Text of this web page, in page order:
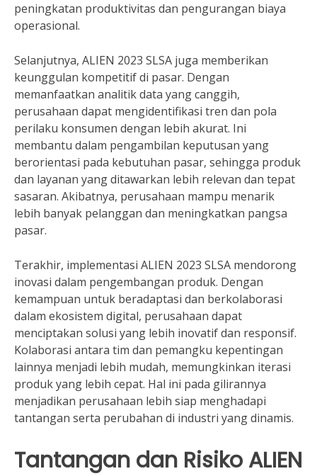
peningkatan produktivitas dan pengurangan biaya
operasional.
Selanjutnya, ALIEN 2023 SLSA juga memberikan
keunggulan kompetitif di pasar. Dengan
memanfaatkan analitik data yang canggih,
perusahaan dapat mengidentifikasi tren dan pola
perilaku konsumen dengan lebih akurat. Ini
membantu dalam pengambilan keputusan yang
berorientasi pada kebutuhan pasar, sehingga produk
dan layanan yang ditawarkan lebih relevan dan tepat
sasaran. Akibatnya, perusahaan mampu menarik
lebih banyak pelanggan dan meningkatkan pangsa
pasar.
Terakhir, implementasi ALIEN 2023 SLSA mendorong
inovasi dalam pengembangan produk. Dengan
kemampuan untuk beradaptasi dan berkolaborasi
dalam ekosistem digital, perusahaan dapat
menciptakan solusi yang lebih inovatif dan responsif.
Kolaborasi antara tim dan pemangku kepentingan
lainnya menjadi lebih mudah, memungkinkan iterasi
produk yang lebih cepat. Hal ini pada gilirannya
menjadikan perusahaan lebih siap menghadapi
tantangan serta perubahan di industri yang dinamis.
Tantangan dan Risiko ALIEN